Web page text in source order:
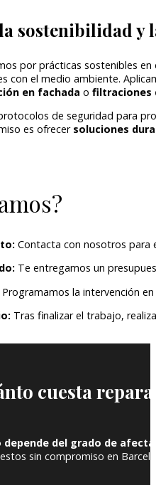
sostenibilidad y
por prácticas sostenibles
con el medio ambiente.
en fachada o filtraciones
de seguridad para
es ofrecer soluciones
Contacta con nosotros para
Te entregamos un
Programamos la intervención
Tras finalizar el trabajo,
cuesta
depende del grado de
sin compromiso en